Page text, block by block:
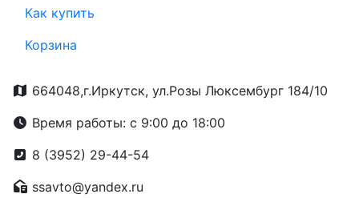
Как купить
Корзина
664048,г.Иркутск, ул.Розы Люксембург 184/10
Время работы: с 9:00 до 18:00
8 (3952) 29-44-54
ssavto@yandex.ru